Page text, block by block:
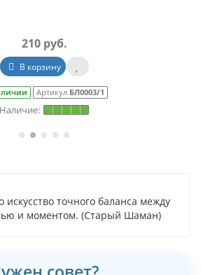
210 руб.
В корзину
Артикул БЛ0003/1
искусство точного баланса между
и моментом. (Старый Шаман)